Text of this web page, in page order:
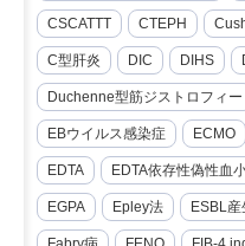
CSCATTT CTEPH
C型肝炎 DIC DIHS
Duchenne型筋ジストロフィー
EBウイルス感染症 ECMO
EDTA EDTA依存性偽性血
EGPA Epley法 ESBL産